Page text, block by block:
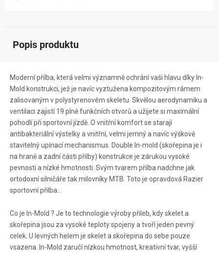
Popis produktu
Moderní přilba, která velmi významně ochrání vaši hlavu díky In-
Mold konstrukci, jež je navíc vyztužena kompozitovým rámem
zalisovaným v polystyrenovém skeletu. Skvělou aerodynamiku a
ventilaci zajistí 19 plně funkčních otvorů a užijete si maximální
pohodlí při sportovní jízdě. O vnitřní komfort se starají
antibakteriální výstelky a vnitřní, velmi jemný a navíc výškově
stavitelný upínací mechanismus. Double In-mold (skořepina je i
na hraně a zadní části přilby) konstrukce je zárukou vysoké
pevnosti a nízké hmotnosti. Svým tvarem přilba nadchne jak
ortodoxní silničáře tak milovníky MTB. Toto je opravdová Razier
sportovní přilba...
Co je In-Mold ? Je to technologie výroby přileb, kdy skelet a
skořepina jsou za vysoké teploty spojeny a tvoří jeden pevný
celek. U levných helem je skelet a skořepina do sebe pouze
vsazena. In-Mold zaručí nízkou hmotnost, kreativní tvar, vyšší